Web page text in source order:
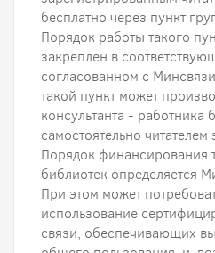
бесплатно через пункт
Порядок работы такого
закреплен в
согласованном с
такой пункт может
консультанта - работника
самостоятельно
Порядок финансирования
библиотек определяется
При этом может
использование
связи, обеспечивающих